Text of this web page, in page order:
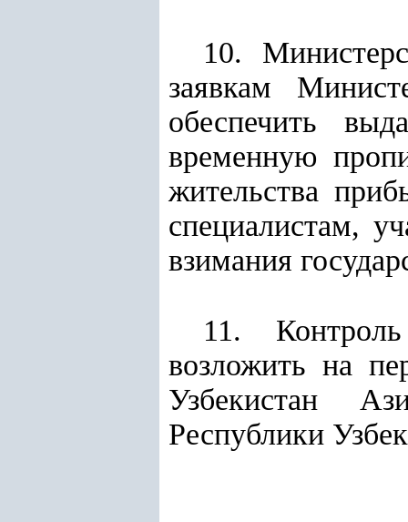
10.
заявкам
обеспечить
временную
жительства
специалистам,
взимания
11.
возложить на
Узбекистан
Республики